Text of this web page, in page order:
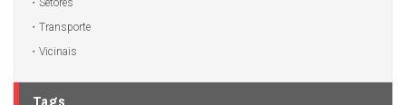
Transporte
Vicinais